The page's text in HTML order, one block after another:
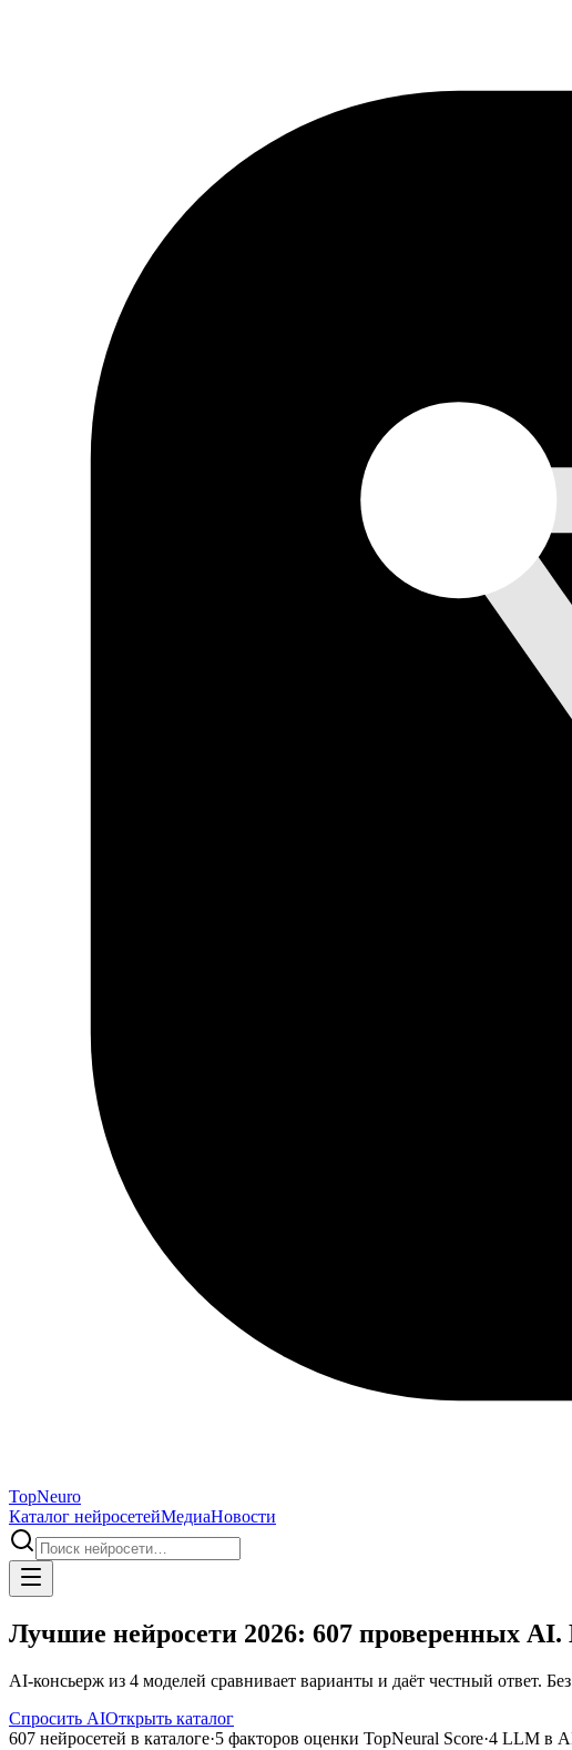
TopNeuro
Каталог нейросетейМедиаНовости
Лучшие нейросети 2026: 607 проверенных AI.
AI-консьерж из 4 моделей сравнивает варианты и даёт честный ответ.
Спросить AIОткрыть каталог
607 нейросетей в каталоге·5 факторов оценки TopNeural Score·4 LLM в